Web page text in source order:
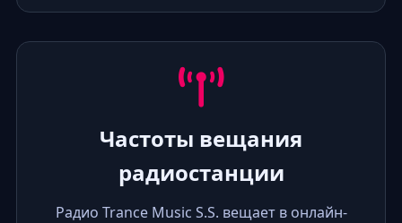
Частоты вещания
радиостанции
Радио Trance Music S.S. вещает в онлайн-